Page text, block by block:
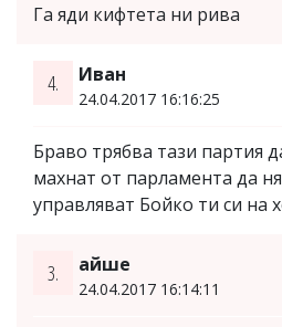
Га яди кифтета ни рива
4. Иван
24.04.2017 16:16:25
Браво трябва тази партия
махнат от парламента да
управляват Бойко ти си на
3. айше
24.04.2017 16:14:11